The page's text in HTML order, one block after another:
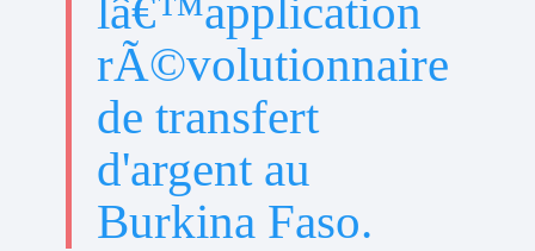
lâ€™application
rÃ©volutionnaire
de transfert
d'argent au
Burkina Faso.